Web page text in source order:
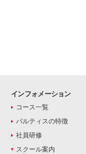
インフォメーション
コース一覧
パルティスの特徴
社員研修
スクール案内